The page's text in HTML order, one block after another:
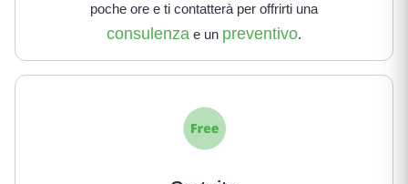
poche ore e ti contatterà per offrirti una
consulenza e un preventivo.